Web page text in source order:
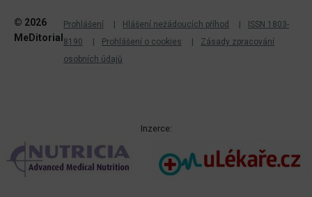
© 2026
MeDitorial
Prohlášení Hlášení nežádoucích příhod
ISSN 1803-
8190
Prohlášení o cookies
Zásady zpracování
osobních údajů
Inzerce: